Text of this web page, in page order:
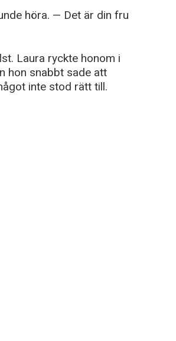
höra. — Det är din fru
Laura ryckte honom i
hon snabbt sade att
inte stod rätt till.